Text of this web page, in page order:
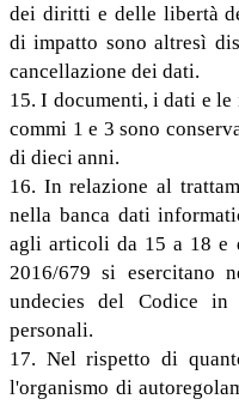
dei diritti e delle libertà
di impatto sono altresì
cancellazione dei dati.
15. I documenti, i dati e
commi 1 e 3 sono
di dieci anni.
16. In relazione al
nella banca dati
agli articoli da 15 a 18 e
2016/679 si esercitano
undecies del Codice
personali.
17. Nel rispetto di
l'organismo di